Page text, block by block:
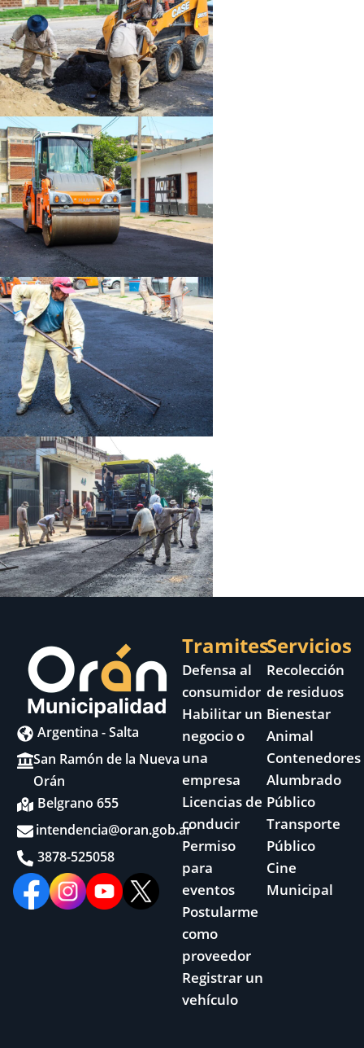
Argentina - Salta
San Ramón de la Nueva
Orán
Belgrano 655
intendencia@oran.gob.ar
3878-525058
Tramites
Defensa al
consumidor
Habilitar un
negocio o
una
empresa
Licencias de
conducir
Permiso
para
eventos
Postularme
como
proveedor
Registrar un
vehículo
Servicios
Recolección
de residuos
Bienestar
Animal
Contenedores
Alumbrado
Público
Transporte
Público
Cine
Municipal